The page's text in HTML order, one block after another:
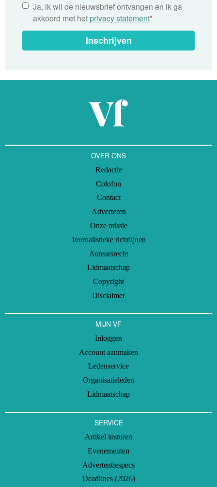
Ja, ik wil de nieuwsbrief ontvangen en ik ga
akkoord met het privacy statement*
Inschrijven
OVER ONS
Redactie
Colofon
Contact
Adverteren
Onze missie
Journalistieke richtlijnen
Auteursrecht
Lidmaatschap
Copyright
Disclaimer
MIJN VF
Inloggen
Account aanmaken
Ledenservice
Organisatieleden
Lidmaatschap
SERVICE
Artikel insturen
Evenementen
Advertentiespecs
Deadlines (2026)